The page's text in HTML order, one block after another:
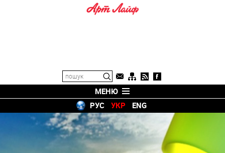
МЕНЮ
РУС
УКР ENG